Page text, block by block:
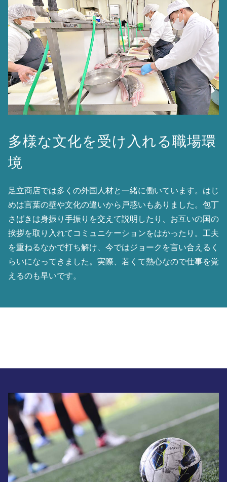
多様な文化を受け入れる職場環
境
足立商店では多くの外国人材と一緒に働いています。はじ
めは言葉の壁や文化の違いから戸惑いもありました。包丁
さばきは身振り手振りを交えて説明したり、お互いの国の
挨拶を取り入れてコミュニケーションをはかったり。工夫
を重ねるなかで打ち解け、今ではジョークを言い合えるく
らいになってきました。実際、若くて熱心なので仕事を覚
えるのも早いです。